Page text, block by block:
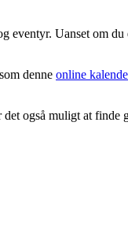
Uanset om
denne online
også muligt at finde